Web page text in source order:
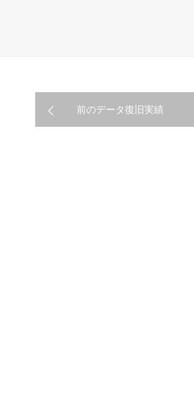
前のデータ復旧実績